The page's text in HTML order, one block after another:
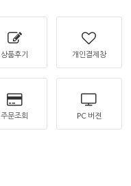
상품후기 개인결제창
주문조회 PC 버젼